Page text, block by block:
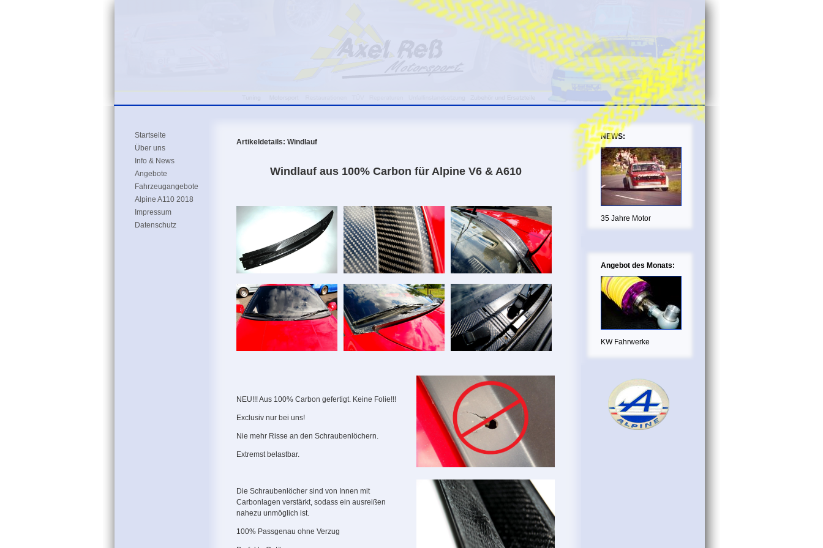
Startseite
Über uns
Info & News
Angebote
Fahrzeugangebote
Alpine A110 2018
Impressum
Datenschutz
Artikeldetails: Windlauf
Windlauf aus 100% Carbon für Alpine V6 & A610
NEU!!! Aus 100% Carbon gefertigt. Keine Folie!!!
Exclusiv nur bei uns!
Nie mehr Risse an den Schraubenlöchern.
Extremst belastbar.
Die Schraubenlöcher sind von Innen mit
Carbonlagen verstärkt, sodass ein ausreißen
nahezu unmöglich ist.
100% Passgenau ohne Verzug
NEWS:
35 Jahre Motor
Angebot des Monats:
KW Fahrwerke